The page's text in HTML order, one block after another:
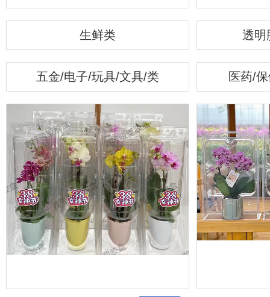
生鲜类 透明
五金/电子/玩具/文具/类 医药/